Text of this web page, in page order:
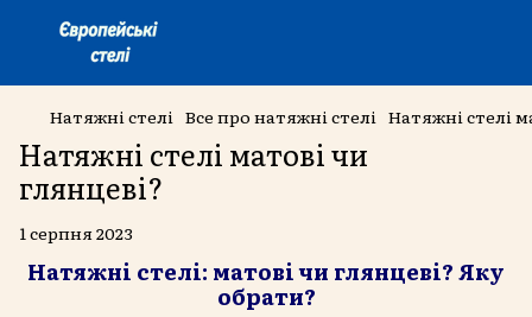
Натяжні стелі Все про натяжні стелі Натяжні стелі
Натяжні стелі матові чи
глянцеві?
1 серпня 2023
Натяжні стелі: матові чи глянцеві? Яку
обрати?